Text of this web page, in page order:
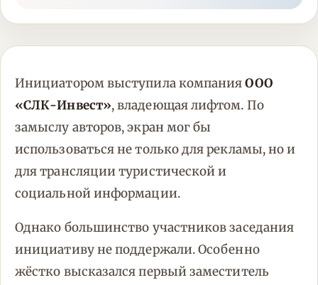
Инициатором выступила компанияООО
«СЛК-Инвест», владеющая лифтом. По
замыслу авторов, экран мог бы
использоваться не только для рекламы, но и
для трансляции туристической и
социальной информации.
Однако большинство участников заседания
инициативу не поддержали. Особенно
жёстко высказался первый заместитель